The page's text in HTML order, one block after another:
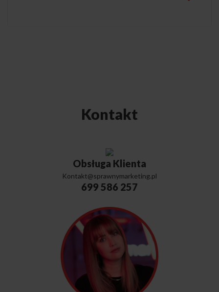
Kontakt
Obsługa Klienta
Kontakt@sprawnymarketing.pl
699 586 257